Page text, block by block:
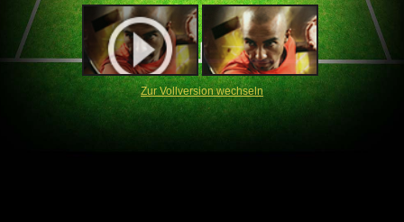
Zur Vollversion wechseln